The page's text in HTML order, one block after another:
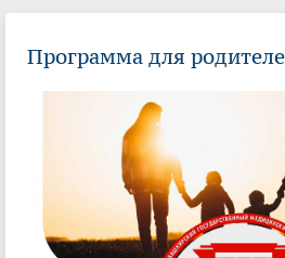
Программа для